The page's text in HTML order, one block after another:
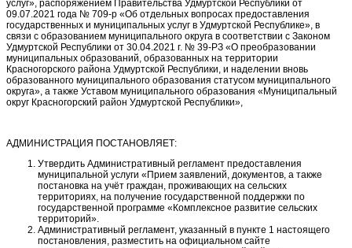
услуг», распоряжением Правительства Удмуртской Республики от
09.07.2021 года № 709-р «Об отдельных вопросах предоставления
государственных и муниципальных услуг в Удмуртской Республике», в
связи с образованием муниципального округа в соответствии с Законом
Удмуртской Республики от 30.04.2021 г. № 39-РЗ «О преобразовании
муниципальных образований, образованных на территории
Красногорского района Удмуртской Республики, и наделении вновь
образованного муниципального образования статусом муниципального
округа», а также Уставом муниципального образования «Муниципальный
округ Красногорский район Удмуртской Республики»,
АДМИНИСТРАЦИЯ ПОСТАНОВЛЯЕТ:
Утвердить Административный регламент предоставления
муниципальной услуги «Прием заявлений, документов, а также
постановка на учёт граждан, проживающих на сельских
территориях, на получение государственной поддержки по
государственной программе «Комплексное развитие сельских
территорий».
Административный регламент, указанный в пункте 1 настоящего
постановления, разместить на официальном сайте